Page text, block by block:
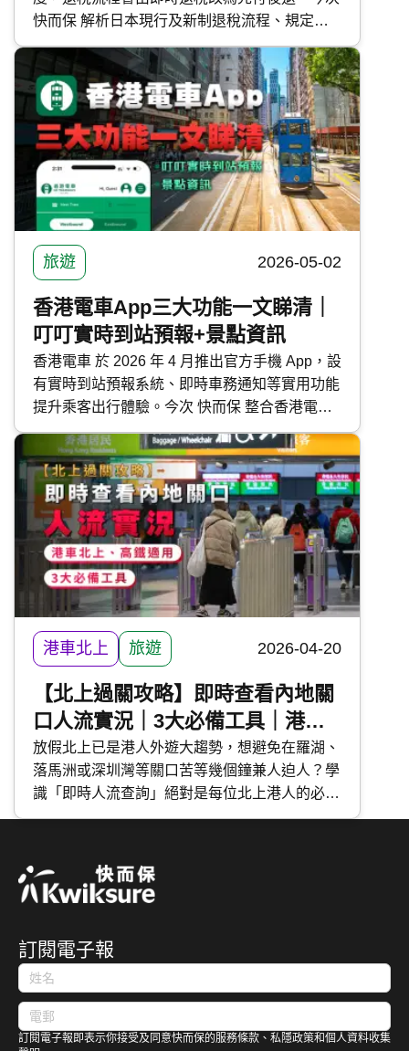
快而保 解析日本現行及新制退稅流程、規定與
各種注意事項，讓你安心享受日本購物之旅。
旅遊 2026-05-02
香港電車App三大功能一文睇清｜
叮叮實時到站預報+景點資訊
香港電車 於 2026 年 4 月推出官方手機 App，設
有實時到站預報系統、即時車務通知等實用功能
提升乘客出行體驗。今次 快而保 整合香港電車
手機 App 的各大功能及下載方法，方便港島通
勤的市民與遊客。
港車北上 旅遊 2026-04-20
【北上過關攻略】即時查看內地關
口人流實況｜3大必備工具｜港車
北上、高鐵適用
放假北上已是港人外遊大趨勢，想避免在羅湖、
落馬洲或深圳灣等關口苦等幾個鐘兼人迫人？學
識「即時人流查詢」絕對是每位北上港人的必備
技能，包括「 香港入境事務處 App 」、「 口岸
紹以上 3 大必備工具，輕鬆掌握等候時間，順暢
往返中港兩地。
訂閱電子報
訂閱電子報即表示你接受及同意快而保的服務條款、私隱政策和個人資料收集